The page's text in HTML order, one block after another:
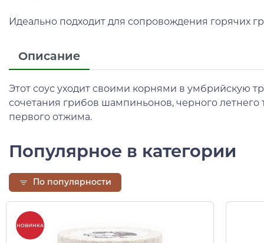
Идеально подходит для сопровождения горячих
Описание
Этот соус уходит своими корнями в умбрийскую
сочетания грибов шампиньонов, черного
первого отжима.
Популярное в категории
По популярности
НОВИНКА